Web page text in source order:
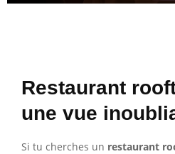
Restaurant
une vue
Si tu cherches un restaurant